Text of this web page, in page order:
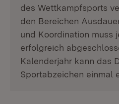
des Wettkampfsports
den Bereichen
und Koordination muss
erfolgreich
Kalenderjahr kann das
Sportabzeichen einmal